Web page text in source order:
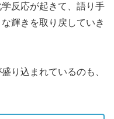
反応が起きて、語り手
輝きを取り戻していき
り込まれているのも、